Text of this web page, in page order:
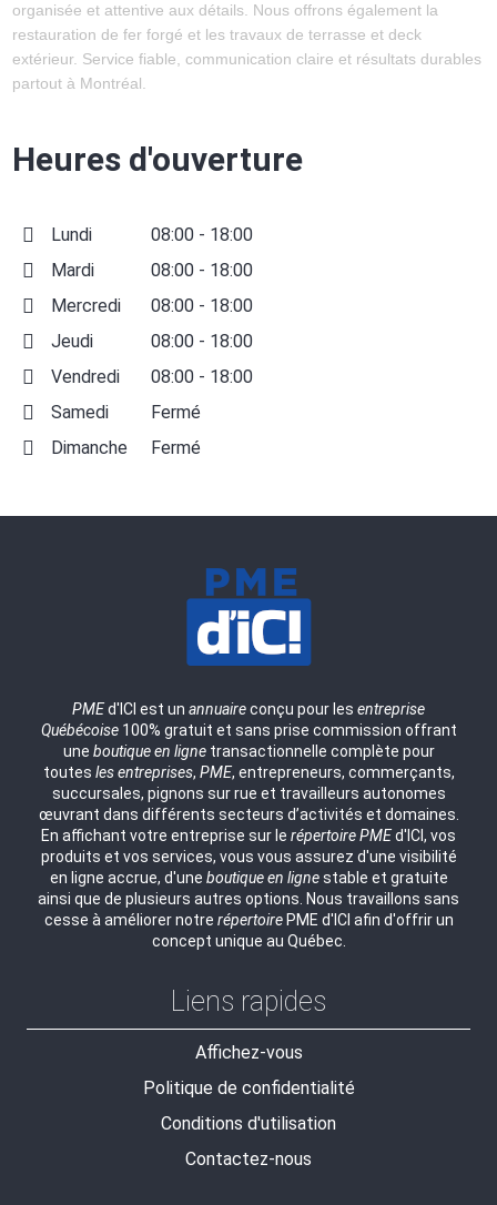
organisée et attentive aux détails. Nous offrons également la
restauration de fer forgé et les travaux de terrasse et deck
extérieur. Service fiable, communication claire et résultats durables
partout à Montréal.
Heures d'ouverture
Lundi
08:00 - 18:00
Mardi
08:00 - 18:00
Mercredi
08:00 - 18:00
Jeudi
08:00 - 18:00
Vendredi
08:00 - 18:00
Samedi
Fermé
Dimanche
Fermé
PMEd'ICI est un annuaireconçu pour les entreprise
Québécoise100% gratuit et sans prise commission offrant
une boutique en lignetransactionnelle complète pour
toutes les entreprises, PME, entrepreneurs, commerçants,
succursales, pignons sur rue et travailleurs autonomes
œuvrant dans différents secteurs d’activités et domaines.
En affichant votre entreprise sur le répertoirePMEd'ICI, vos
produits et vos services, vous vous assurez d'une visibilité
en ligne accrue, d'une boutique en lignestable et gratuite
ainsi que de plusieurs autres options. Nous travaillons sans
cesse à améliorer notre répertoirePME d'ICI afin d'offrir un
concept unique au Québec.
Liens rapides
Affichez-vous
Politique de confidentialité
Conditions d'utilisation
Contactez-nous